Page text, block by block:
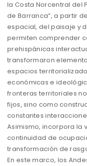
la Costa Norcentral del
de Barranca”, a partir
espacial, del paisaje y
permiten comprender
prehispánicas
transformaron
espacios
económicas e
fronteras territoriales
fijos, sino como
constantes
Asimismo, incorpora la
continuidad de
transformación de
En este marco, los